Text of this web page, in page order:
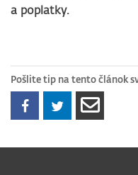
a poplatky.
Pošlite tip na tento článok